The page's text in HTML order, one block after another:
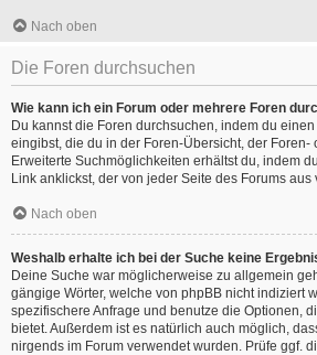
Nach oben
Die Foren durchsuchen
Wie kann ich ein Forum oder mehrere Foren
Du kannst die Foren durchsuchen, indem du
eingibst, die du in der Foren-Übersicht, der Foren-
Erweiterte Suchmöglichkeiten erhältst du, indem
Link anklickst, der von jeder Seite des Forums aus
Nach oben
Weshalb erhalte ich bei der Suche keine
Deine Suche war möglicherweise zu allgemein
gängige Wörter, welche von phpBB nicht indiziert
spezifischere Anfrage und benutze die Optionen,
bietet. Außerdem ist es natürlich auch möglich,
nirgends im Forum verwendet wurden. Prüfe ggf.